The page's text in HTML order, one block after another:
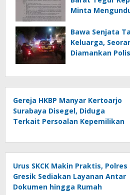
Minta
Bawa Senjata
Keluarga,
Diamankan
Gereja HKBP Manyar Kertoarjo
Surabaya Disegel, Diduga
Terkait Persoalan Kepemilikan
Urus SKCK Makin Praktis, Polres
Gresik Sediakan Layanan Antar
Dokumen hingga Rumah